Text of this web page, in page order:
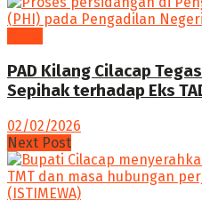
PAD Kilang Cilacap
Sepihak terhadap Eks
02/02/2026
Next Post